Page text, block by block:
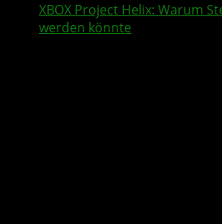
XBOX Project Helix: Warum
werden könnte